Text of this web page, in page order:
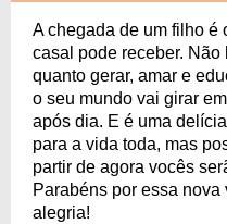
A chegada de um filho é
casal pode receber.
quanto gerar, amar e
o seu mundo vai girar
após dia. E é uma
para a vida toda, mas
partir de agora vocês
Parabéns por essa
alegria!